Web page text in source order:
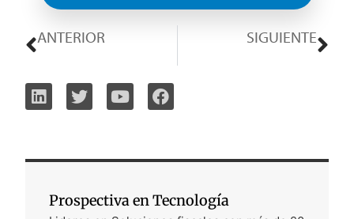
ANTERIOR SIGUIENTE
Prospectiva en Tecnología